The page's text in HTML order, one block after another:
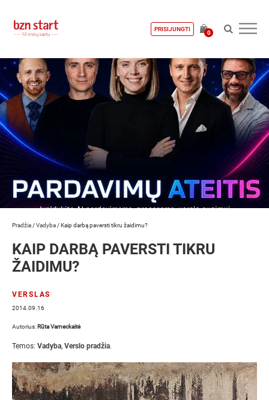
PRISIJUNGTI
0
Pradžia /Vadyba /Kaip darbą paversti tikru žaidimu?
KAIP DARBĄ PAVERSTI TIKRU
ŽAIDIMU?
VERSLAS
2014.09.16
Autorius: Rūta Varneckaitė
Temos: Vadyba, Verslo pradžia.